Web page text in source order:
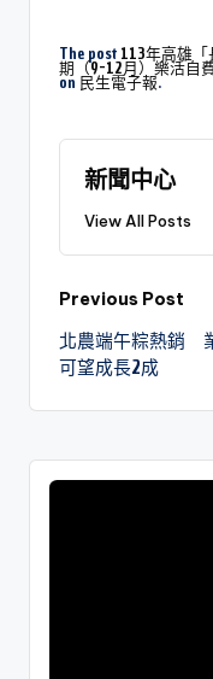
The post 113年高雄
期（9-12月）樂活自
on 民生電子報.
新聞中心
View All Posts
Previous Post
北農端午粽熱銷
可望成長2成